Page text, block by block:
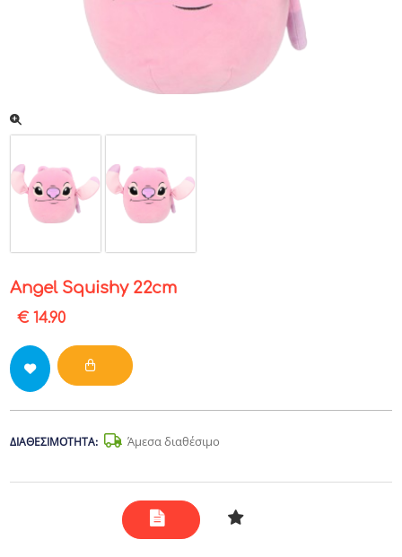
Angel Squishy 22cm
€ 14.90
ΔΙΑΘΕΣΙΜΌΤΗΤΑ: Άμεσα διαθέσιμο